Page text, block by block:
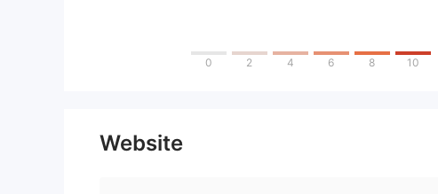
0 2 4 6 8 10
Website